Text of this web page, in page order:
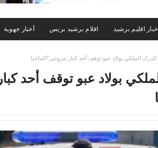
اقليم برشيد اقلام برشيد بريس أخبار جهوية
الملكي بولاد عبو توقف أحد كبار مروجي"الماحيا
بولاد عبو توقف أحد كبار